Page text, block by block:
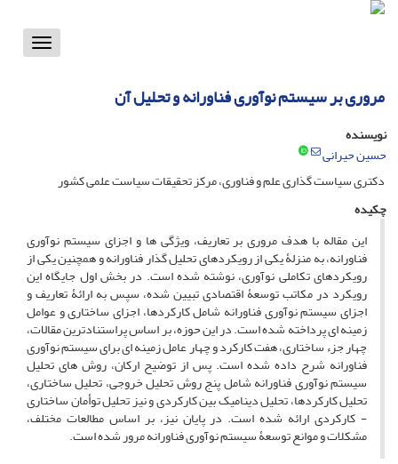
Toggle
مروری بر سیستم نوآوری فناورانه و تحلیل آن
نویسنده
حسین حیرانی
دکتری سیاست گذاری علم و فناوری، مرکز تحقیقات سیاست علمی کشور
چکیده
این مقاله با هدف مروری بر تعاریف، ویژگی ها و اجزای سیستم نوآوری
فناورانه، به منزلۀ یکی از رویکردهای تحلیل گذار فناورانه و همچنین یکی از
رویکردهای تکاملی نوآوری، نوشته شده است. در بخش اول جایگاه این
رویکرد در مکاتب توسعۀ اقتصادی تبیین شده، سپس به ارائۀ تعاریف و
اجزای سیستم نوآوری فناورانه شامل کارکردها، اجزای ساختاری و عوامل
زمینه ای پرداخته شده است. در این حوزه، بر اساس پراستنادترین مقالات،
چهار جزء ساختاری، هفت کارکرد و چهار عامل زمینه ای برای سیستم نوآوری
فناورانه شرح داده شده است. پس از توضیح ارکان، روش های تحلیل
سیستم نوآوری فناورانه شامل پنج روش تحلیل خروجی، تحلیل ساختاری،
تحلیل کارکردها، تحلیل دینامیک بین کارکردی و نیز تحلیل توأمان ساختاری
- کارکردی ارائه شده است. در پایان نیز، بر اساس مطالعات مختلف،
مشکلات و موانع توسعۀ سیستم نوآوری فناورانه مرور شده است.